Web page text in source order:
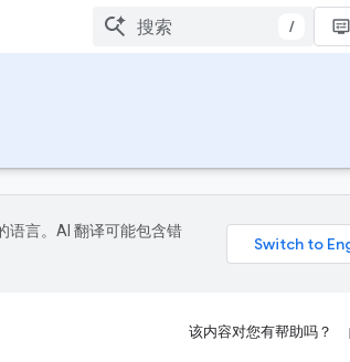
/
语言。AI 翻译可能包含错
该内容对您有帮助吗？